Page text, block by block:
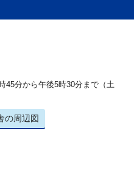
分から午後5時30分まで（土
の周辺図